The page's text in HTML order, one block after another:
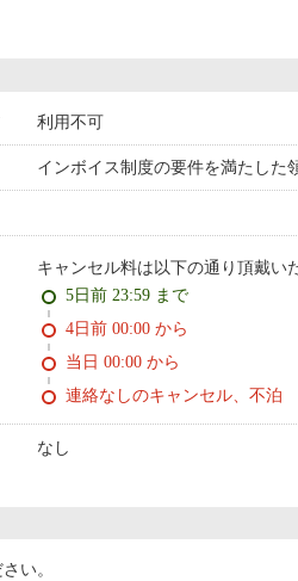
利用不可
インボイス制度の要件を満たした
キャンセル料は以下の通り頂戴い
5日前 23:59 まで
4日前 00:00 から
当日 00:00 から
連絡なしのキャンセル、不泊
なし
い。